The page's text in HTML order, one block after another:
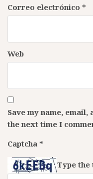
Correo electrónico *
Web
Save my name,
the next time I
Captcha *
Type the